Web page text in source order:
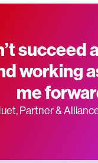
succeed
working
me
Partner &